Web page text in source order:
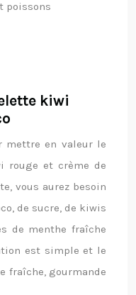
poissons
kiwi
mettre en valeur le
rouge et crème de
vous aurez besoin
de sucre, de kiwis
de menthe fraîche
est simple et le
fraîche, gourmande